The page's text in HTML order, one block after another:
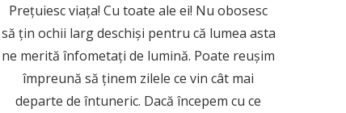
Prețuiesc viața! Cu toate ale ei! Nu obosesc
să țin ochii larg deschiși pentru că lumea asta
ne merită înfometați de lumină. Poate reușim
împreună să ținem zilele ce vin cât mai
departe de întuneric. Dacă începem cu ce